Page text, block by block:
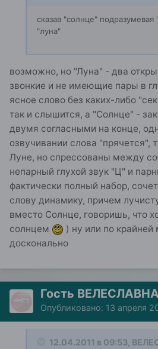
сказав "солнце"
"луна"
возможно, но "Луна" - два
звонкие и не имеющие пары в
ясное слово без каких-либо
так и слышится, а "Солнце" -
двумя согласными на конце,
озвучивании слова "прячется",
Луне, но спрессованы между
непарный глухой звук "Ц" и
фактически полный набор,
слову динамику, причем
вместо Солнце, говоришь, что
солнцем
) ну или по крайней
досконально
Гость ВЕЛЕСЛАВНА
Опубликовано: 13 апреля
12.04.2011 в 09:53,